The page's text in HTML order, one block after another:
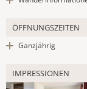
ÖFFNUNGSZEITEN
Ganzjährig
IMPRESSIONEN